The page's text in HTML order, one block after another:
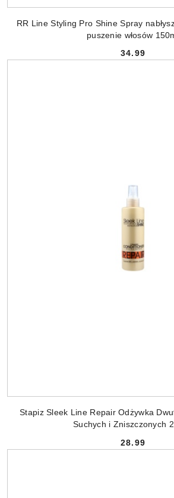
RR Line Styling Pro Shine Spray
puszenie włosów
Cena:
34.99
Stapiz Sleek Line Repair Odżywka
Suchych i Zniszczonych
Cena:
28.99